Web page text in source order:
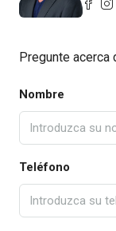
Pregunte acerca
Nombre
Teléfono